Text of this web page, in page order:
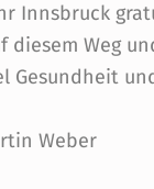
Innsbruck
diesem Weg
Gesundheit
Weber